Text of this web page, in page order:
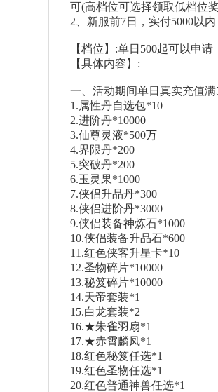
可(高档位可选择领取低档位
2、新服前7日，实付5000以
【档位】:单日500起可以申请
【具体内容】:
一、活动期间单日真实充值
1.属性丹自选包*10
2.进阶丹*10000
3.仙尊灵液*500万
4.界限丹*200
5.突破丹*200
6.玉灵果*1000
7.侠侣升品丹*300
8.侠侣进阶丹*3000
9.侠侣装备神炼石*1000
10.侠侣装备升品石*600
11.红色侠客升星卡*10
12.圣物碎片*10000
13.秘笈碎片*10000
14.天帝套装*1
15.白龙套装*2
16.★朱雀羽扇*1
17.★赤霄麟凤*1
18.红色秘笈任选*1
19.红色圣物任选*1
20.红色普通神兽任选*1